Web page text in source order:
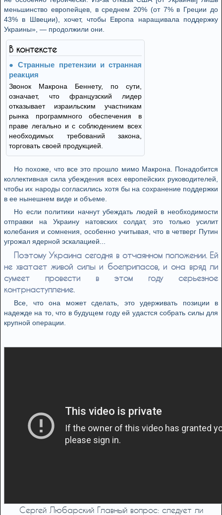
меньшинство европейцев, в среднем 20% (от 7% в Греции до
43% в Швеции), хочет, чтобы Европа наращивала поддержку
Украины», — продолжили они.
В контексте
Странные претензии и странная
реакция
Звонок Макрона Беннету, по сути,
означает, что французский лидер
отказывает израильским участникам
рынка программного обеспечения в
праве легально и с соблюдением всех
необходимых требований закона,
торговать своей продукцией.
Но похоже, что все это прошло мимо Макрона. Понадобится
коллективная сила убеждения всех европейских руководителей,
чтобы их народы согласились хотя бы на сохранение поддержки
в ее нынешнем виде и объеме.
Но если политики начнут убеждать людей в необходимости
отправки на Украину натовских солдат, это только усилит
колебания и сомнения, особенно учитывая, что в четверг Путин
угрожал ядерной эскалацией...
Поэтому Украина сегодня в отчаянном положении. Ей
не хватает живой силы и боеприпасов, и она вряд ли
сумеет провести в этом году серьезное
контрнаступление.
Все, что она может сделать, это удерживать позиции в
надежде на то, что в будущем году ей удастся собрать силы для
крупной операции.
Сергей Любарский Главный вопрос: следует ли